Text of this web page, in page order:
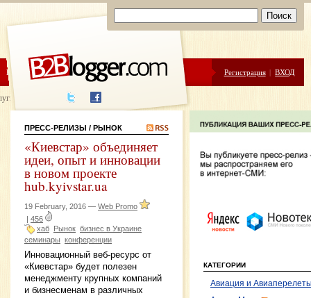
ЦЕНЫ ПОМОЩЬ Регистрация | ВХОД
написания
ПРЕСС-РЕЛИЗЫ / РЫНОК
«Киевстар» объединяет
идеи, опыт и инновации
в новом проекте
hub.kyivstar.ua
19 February, 2016 — Web Promo
| 456
хаб Рынок бизнес в Украине
семинары конференции
Инновационный веб-ресурс от
«Киевстар» будет полезен
менеджменту крупных компаний
и бизнесменам в различных
КАТЕГОРИИ
Авиация и